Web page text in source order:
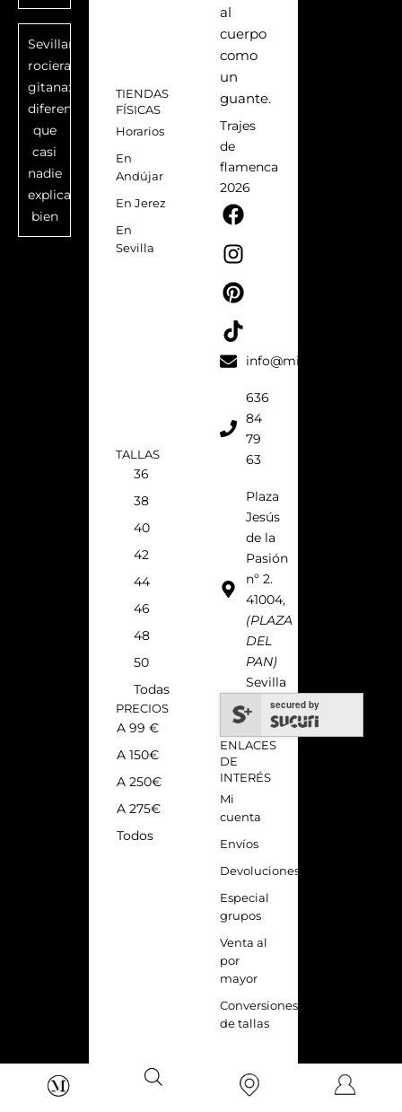
Sevillana,
rociera,
gitana:
diferencias
que
casi
nadie
explica
bien
TIENDAS
FÍSICAS
Horarios
En
Andújar
En Jerez
En
Sevilla
TALLAS
36
38
40
42
44
46
48
50
Todas
PRECIOS
A 99 €
A 150€
A 250€
A 275€
Todos
al
cuerpo
como
un
guante.
Trajes
de
flamenca
2026
F
a
c
e
b
o
k
I
n
s
t
a
r
a
P
i
n
t
e
e
s
T
i
k
t
o
info@micaelavilla.com
636
84
79
63
Plaza
Jesús
de la
Pasión
nº 2.
41004,
(PLAZA
DEL
PAN)
Sevilla
secured by
ENLACES
DE
INTERÉS
Mi
cuenta
Envíos
Devoluciones
Especial
grupos
Venta al
por
mayor
Conversiones
de tallas